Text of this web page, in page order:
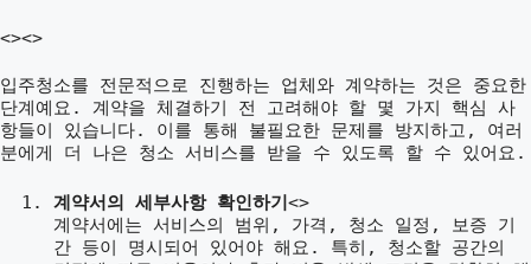
<><>
입주청소를 전문적으로 진행하는 업체와 계약하는 것은 중요한
단계예요. 계약을 체결하기 전 고려해야 할 몇 가지 핵심 사
항들이 있습니다. 이를 통해 불필요한 문제를 방지하고, 여러
분에게 더 나은 청소 서비스를 받을 수 있도록 할 수 있어요.
계약서의 세부사항 확인하기<>
계약서에는 서비스의 범위, 가격, 청소 일정, 보증 기
간 등이 명시되어 있어야 해요. 특히, 청소할 공간의